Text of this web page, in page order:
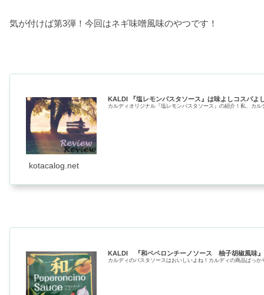
気が付けば第3弾！今回はネギ味噌風味のやつです！
KALDI 『塩レモンパスタソース』は味よしコスパよ
カルディオリジナル『塩レモンパスタソース』の紹介！私、カ
kotacalog.net
KALDI 『和ペペロンチーノソース 柚子胡椒風味
カルディのパスタソースはおいしいよね！カルディの商品ばっ